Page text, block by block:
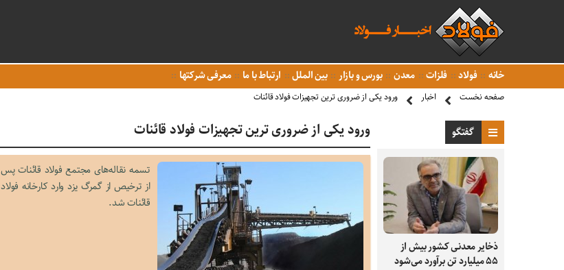
خانه فولاد فلزات معدن بورس و بازار بین الملل ارتباط با ما معرفی شرکتها
صفحه نخست اخبار ورود یکی از ضروری ترین تجهیزات فولاد قائنات
گفتگو
ذخایر معدنی کشور بیش از
۵۵ میلیارد تن برآورد می‌شود
ورود یکی از ضروری ترین تجهیزات فولاد قائنات
تسمه نقاله‌های مجتمع فولاد قائنات پس
از ترخیص از گمرگ یزد وارد کارخانه فولاد
قائنات شد.